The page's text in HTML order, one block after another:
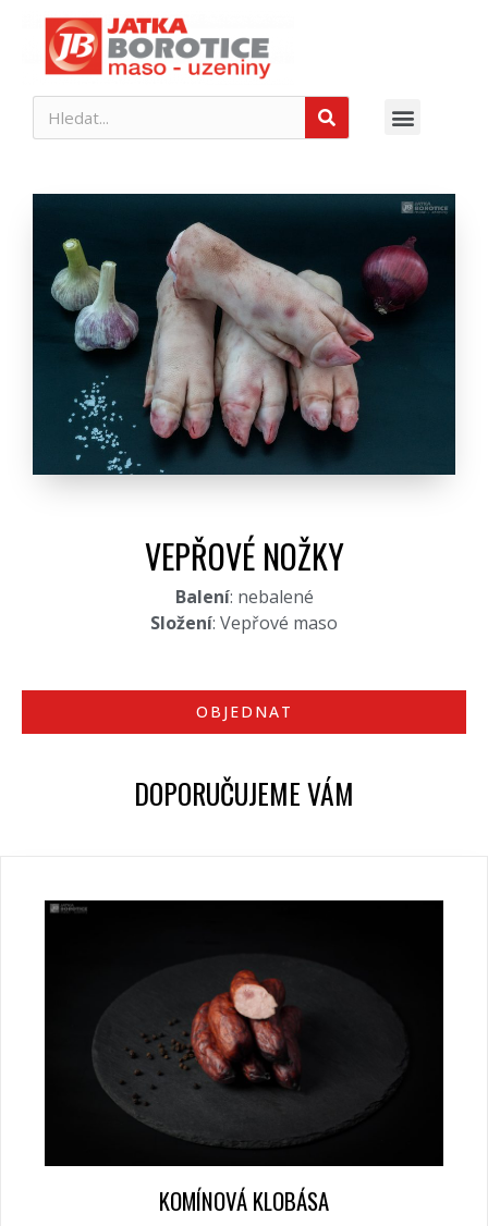
VEPŘOVÉ NOŽKY
Balení: nebalené
Složení: Vepřové maso
OBJEDNAT
DOPORUČUJEME VÁM
KOMÍNOVÁ KLOBÁSA